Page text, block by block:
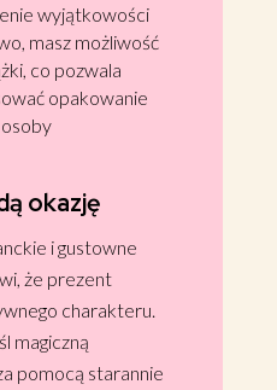
wyjątkowości
masz możliwość
co pozwala
opakowanie
okazję
i gustowne
że prezent
charakteru.
magiczną
pomocą starannie